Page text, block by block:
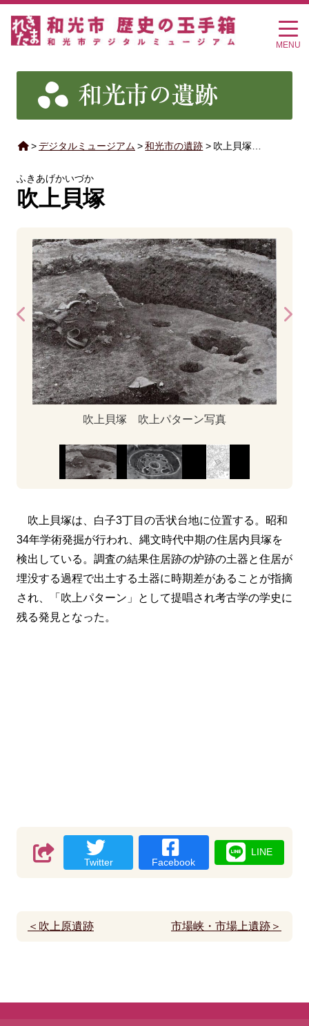
MENU
> デジタルミュージアム > 和光市の遺跡 > 吹上貝塚…
ふきあげかいづか
吹上貝塚
吹上貝塚 吹上パターン写真
吹上貝塚は、白子3丁目の舌状台地に位置する。昭和
34年学術発掘が行われ、縄文時代中期の住居内貝塚を
検出している。調査の結果住居跡の炉跡の土器と住居が
埋没する過程で出土する土器に時期差があることが指摘
され、「吹上パターン」として提唱され考古学の学史に
残る発見となった。
Twitter Facebook
LINE
＜吹上原遺跡 市場峡・市場上遺跡＞